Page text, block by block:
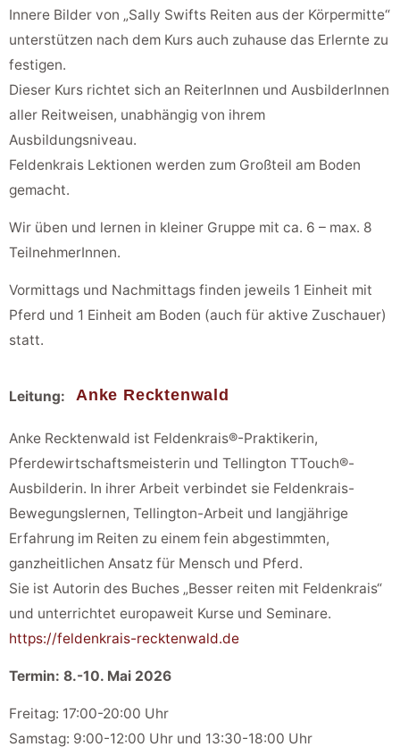
Innere Bilder von „Sally Swifts Reiten aus der Körpermitte“
unterstützen nach dem Kurs auch zuhause das Erlernte zu
festigen.
Dieser Kurs richtet sich an ReiterInnen und AusbilderInnen
aller Reitweisen, unabhängig von ihrem
Ausbildungsniveau.
Feldenkrais Lektionen werden zum Großteil am Boden
gemacht.
Wir üben und lernen in kleiner Gruppe mit ca. 6 – max. 8
TeilnehmerInnen.
Vormittags und Nachmittags finden jeweils 1 Einheit mit
Pferd und 1 Einheit am Boden (auch für aktive Zuschauer)
statt.
Leitung: Anke Recktenwald
Anke Recktenwald ist Feldenkrais®-Praktikerin,
Pferdewirtschaftsmeisterin und Tellington TTouch®-
Ausbilderin. In ihrer Arbeit verbindet sie Feldenkrais-
Bewegungslernen, Tellington-Arbeit und langjährige
Erfahrung im Reiten zu einem fein abgestimmten,
ganzheitlichen Ansatz für Mensch und Pferd.
Sie ist Autorin des Buches „Besser reiten mit Feldenkrais“
und unterrichtet europaweit Kurse und Seminare.
https://feldenkrais-recktenwald.de
Termin: 8.-10. Mai 2026
Freitag: 17:00-20:00 Uhr
Samstag: 9:00-12:00 Uhr und 13:30-18:00 Uhr